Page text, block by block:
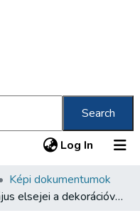
Search
Log In (current)
Képi dokumentumok
[Május elsejei a dekorációval letakart Andrássy-szobor, 1919. május 1.]